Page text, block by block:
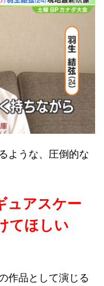
ような、圧倒的な
ュアスケー
てほしい
作品として演じる